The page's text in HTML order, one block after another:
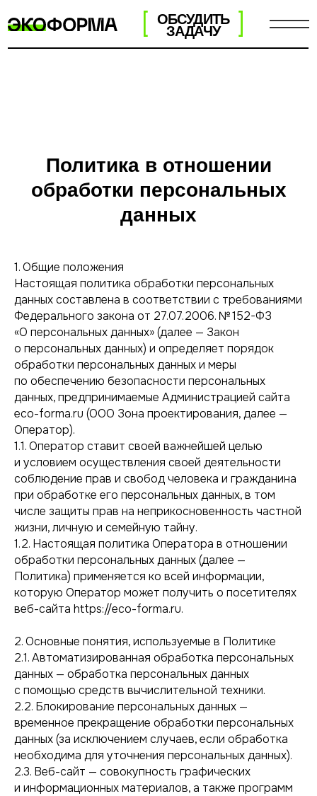
ОБСУДИТЬ
ЗАДАЧУ
Политика в отношении
обработки персональных
данных
1. Общие положения
Настоящая политика обработки персональных
данных составлена в соответствии с требованиями
Федерального закона от 27.07.2006. № 152-ФЗ
«О персональных данных» (далее — Закон
о персональных данных) и определяет порядок
обработки персональных данных и меры
по обеспечению безопасности персональных
данных, предпринимаемые Администрацией сайта
eco-forma.ru (ООО Зона проектирования, далее —
Оператор).
1.1. Оператор ставит своей важнейшей целью
и условием осуществления своей деятельности
соблюдение прав и свобод человека и гражданина
при обработке его персональных данных, в том
числе защиты прав на неприкосновенность частной
жизни, личную и семейную тайну.
1.2. Настоящая политика Оператора в отношении
обработки персональных данных (далее —
Политика) применяется ко всей информации,
которую Оператор может получить о посетителях
веб-сайта https://eco-forma.ru.
2. Основные понятия, используемые в Политике
2.1. Автоматизированная обработка персональных
данных — обработка персональных данных
с помощью средств вычислительной техники.
2.2. Блокирование персональных данных —
временное прекращение обработки персональных
данных (за исключением случаев, если обработка
необходима для уточнения персональных данных).
2.3. Веб-сайт — совокупность графических
и информационных материалов, а также программ